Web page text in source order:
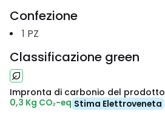
Confezione
1 PZ
Classificazione green
Impronta di carbonio del prodotto
0,3 Kg CO₂-eq Stima Elettroveneta